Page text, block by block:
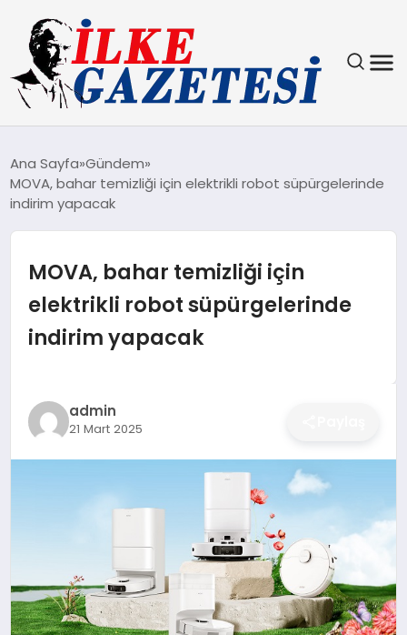
TEKNOLOJI
MAGAZIN
DÜNYA
Ana Sayfa Gündem
MOVA, bahar temizliği için elektrikli robot süpürgelerinde
indirim yapacak
MOVA, bahar temizliği için
elektrikli robot süpürgelerinde
indirim yapacak
admin
21 Mart 2025